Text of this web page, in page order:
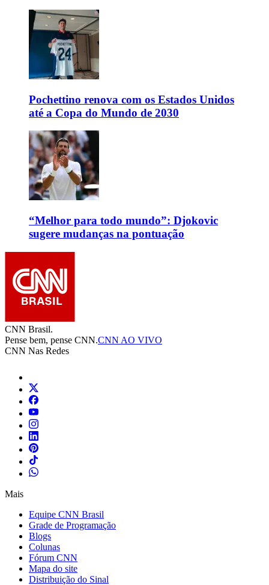
Pochettino renova com os Estados Unidos
até a Copa do Mundo de 2030
“Melhor para todo mundo”: Djokovic
sugere mudanças na pontuação
CNN Brasil.
Pense bem, pense CNN.CNN AO VIVO
CNN Nas Redes
Mais
Equipe CNN Brasil
Grade de Programação
Blogs
Colunas
Fórum CNN
Mapa do site
Distribuição do Sinal